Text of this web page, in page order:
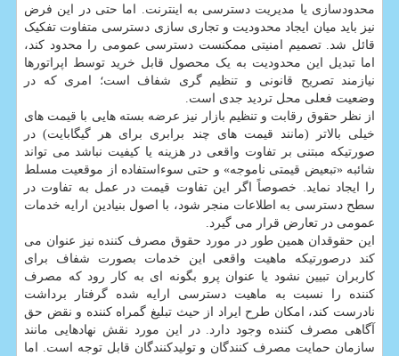
محدودسازی یا مدیریت دسترسی به اینترنت. اما حتی در این فرض
نیز باید میان ایجاد محدودیت و تجاری سازی دسترسی متفاوت تفکیک
قائل شد. تصمیم امنیتی ممکنست دسترسی عمومی را محدود کند،
اما تبدیل این محدودیت به یک محصول قابل خرید توسط اپراتورها
نیازمند تصریح قانونی و تنظیم گری شفاف است؛ امری که در
وضعیت فعلی محل تردید جدی است.
از نظر حقوق رقابت و تنظیم بازار نیز عرضه بسته هایی با قیمت های
خیلی بالاتر (مانند قیمت های چند برابری برای هر گیگابایت) در
صورتیکه مبتنی بر تفاوت واقعی در هزینه یا کیفیت نباشد می تواند
شائبه «تبعیض قیمتی ناموجه» و حتی سوءاستفاده از موقعیت مسلط
را ایجاد نماید. خصوصاً اگر این تفاوت قیمت در عمل به تفاوت در
سطح دسترسی به اطلاعات منجر شود، با اصول بنیادین ارایه خدمات
عمومی در تعارض قرار می گیرد.
این حقوقدان همین طور در مورد حقوق مصرف کننده نیز عنوان می
کند درصورتیکه ماهیت واقعی این خدمات بصورت شفاف برای
کاربران تبیین نشود یا عنوان پرو بگونه ای به کار رود که مصرف
کننده را نسبت به ماهیت دسترسی ارایه شده گرفتار برداشت
نادرست کند، امکان طرح ایراد از حیث تبلیغ گمراه کننده و نقض حق
آگاهی مصرف کننده وجود دارد. در این مورد نقش نهادهایی مانند
سازمان حمایت مصرف کنندگان و تولیدکنندگان قابل توجه است. اما